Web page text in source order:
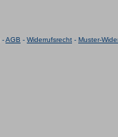
-AGB - Widerrufsrecht - Muster-